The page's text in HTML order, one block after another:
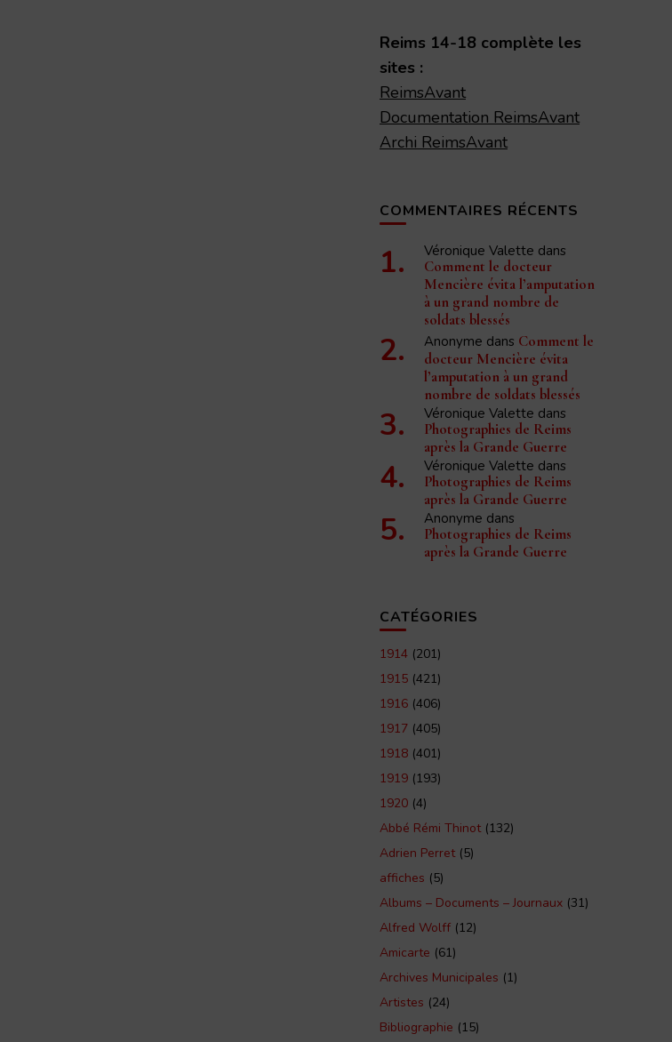
Reims 14-18 complète les
sites :
ReimsAvant
Documentation ReimsAvant
Archi ReimsAvant
COMMENTAIRES RÉCENTS
Véronique Valette dans
Comment le docteur
Mencière évita l’amputation
à un grand nombre de
soldats blessés
Anonyme dans Comment le
docteur Mencière évita
l’amputation à un grand
nombre de soldats blessés
Véronique Valette dans
Photographies de Reims
après la Grande Guerre
Véronique Valette dans
Photographies de Reims
après la Grande Guerre
Anonyme dans
Photographies de Reims
après la Grande Guerre
CATÉGORIES
1914 (201)
1915 (421)
1916 (406)
1917 (405)
1918 (401)
1919 (193)
1920 (4)
Abbé Rémi Thinot(132)
Adrien Perret(5)
affiches (5)
Albums – Documents – Journaux (31)
Alfred Wolff (12)
Amicarte (61)
Archives Municipales (1)
Artistes (24)
Bibliographie (15)